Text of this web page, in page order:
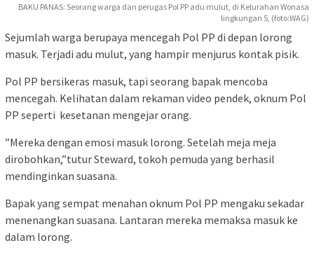
BAKU PANAS: Seorang warga dan perugas Pol PP adu mulut, di Kelurahan Wonasa
lingkungan 5, (foto:WAG)
Sejumlah warga berupaya mencegah Pol PP di depan lorong
masuk. Terjadi adu mulut, yang hampir menjurus kontak pisik.
Pol PP bersikeras masuk, tapi seorang bapak mencoba
mencegah. Kelihatan dalam rekaman video pendek, oknum Pol
PP seperti kesetanan mengejar orang.
”Mereka dengan emosi masuk lorong. Setelah meja meja
dirobohkan,”tutur Steward, tokoh pemuda yang berhasil
mendinginkan suasana.
Bapak yang sempat menahan oknum Pol PP mengaku sekadar
menenangkan suasana. Lantaran mereka memaksa masuk ke
dalam lorong.